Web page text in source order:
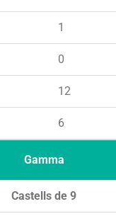
1
0
12
6
Gamma
Castells de 9